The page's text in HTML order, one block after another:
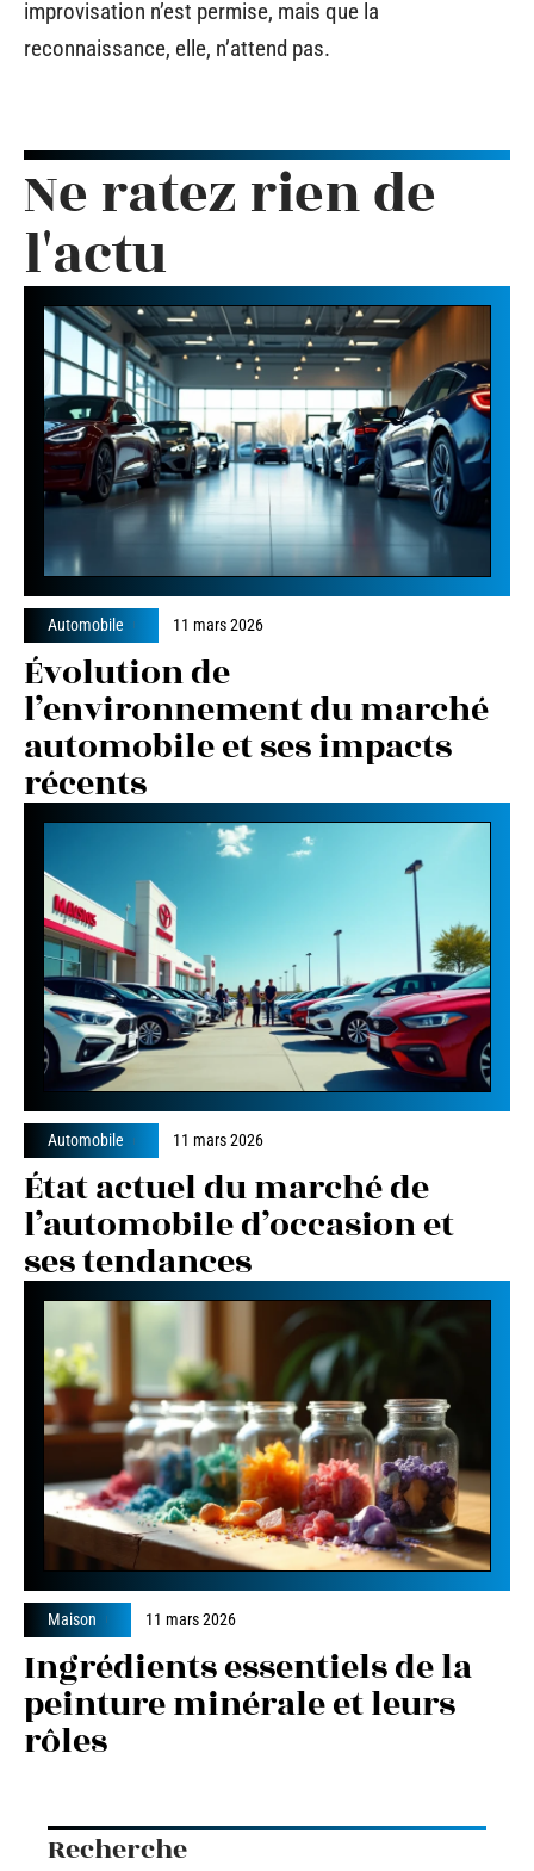
improvisation n’est permise, mais que la
reconnaissance, elle, n’attend pas.
Ne ratez rien de
l'actu
Automobile 11 mars 2026
Évolution de
l’environnement du marché
automobile et ses impacts
récents
Automobile 11 mars 2026
État actuel du marché de
l’automobile d’occasion et
ses tendances
Maison 11 mars 2026
Ingrédients essentiels de la
peinture minérale et leurs
rôles
Recherche